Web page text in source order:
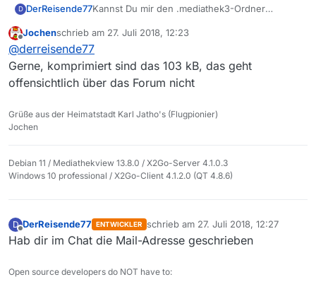
D DerReisende77Kannst Du mir den .mediathek3-Ordner
nachverfolgen weil meine Konfigurationen
funktionieren.
Offline
Jochenschrieb am 27. Juli 2018, 12:23
zuletzt editiert von
@derreisende77
Gerne, komprimiert sind das 103 kB, das geht
offensichtlich über das Forum nicht
Grüße aus der Heimatstadt Karl Jatho's (Flugpionier)
Jochen
Debian 11 / Mediathekview 13.8.0 / X2Go-Server 4.1.0.3
Windows 10 professional / X2Go-Client 4.1.2.0 (QT 4.8.6)
D
Offline
DerReisende77 ENTWICKLER schrieb am 27. Juli 2018, 12:27
zuletzt editiert von
Hab dir im Chat die Mail-Adresse geschrieben
Open source developers do NOT have to: